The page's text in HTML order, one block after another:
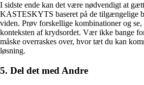
I sidste ende kan det være nødvendigt at
KASTESKYTS baseret på de tilgængelige
viden. Prøv forskellige kombinationer og
konteksten af krydsordet. Vær ikke bange
måske overraskes over, hvor tæt du kan
løsning.
5. Del det med Andre